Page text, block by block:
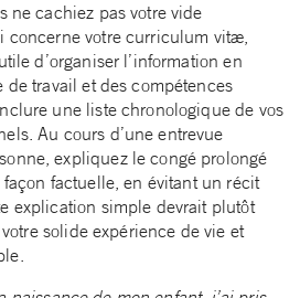
ne cachiez pas votre vide
concerne votre curriculum vitæ,
d’organiser l’information en
de travail et des compétences
une liste chronologique de vos
Au cours d’une entrevue
expliquez le congé prolongé
factuelle, en évitant un récit
explication simple devrait plutôt
solide expérience de vie et